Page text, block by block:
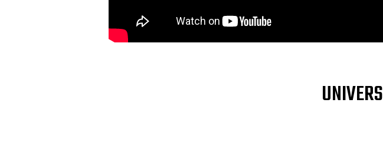
Bu ürüne
Bu ürünün fiyat bilgisi, resim, ürün açıklamalarında ve diğer konularda yetersiz gördüğünüz